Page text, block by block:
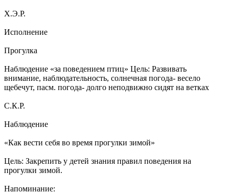
Х.Э.Р.
Исполнение
Прогулка
Наблюдение «за поведением птиц» Цель: Развивать
внимание, наблюдательность, солнечная погода- весело
щебечут, пасм. погода- долго неподвижно сидят на ветках
С.К.Р.
Наблюдение
«Как вести себя во время прогулки зимой»
Цель: Закрепить у детей знания правил поведения на
прогулки зимой.
Напоминание: